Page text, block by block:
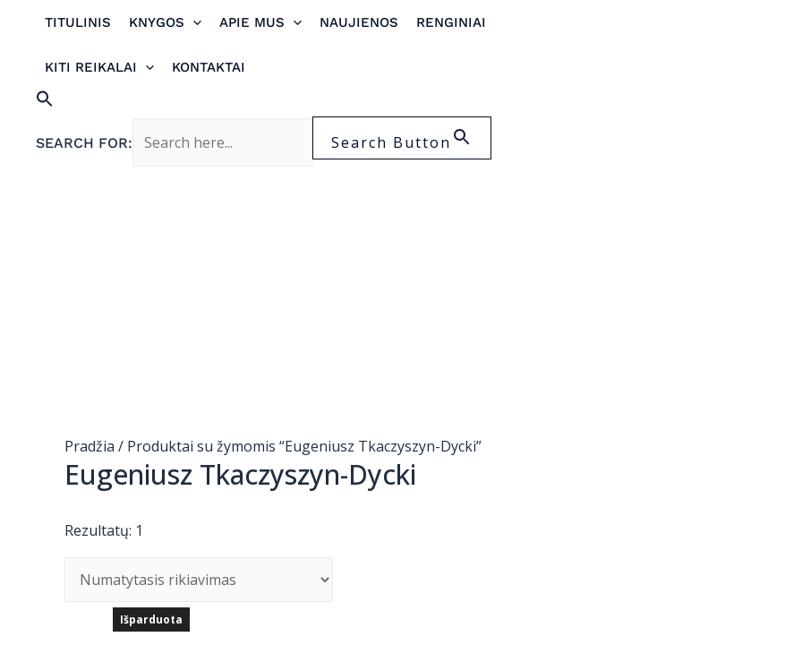
TITULINIS KNYGOS APIE MUS NAUJIENOS RENGINIAI
KITI REIKALAI KONTAKTAI
SEARCH FOR: Search Button
Pradžia / Produktai su žymomis “Eugeniusz Tkaczyszyn-Dycki”
Eugeniusz Tkaczyszyn-Dycki
Rezultatų: 1